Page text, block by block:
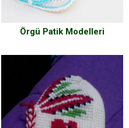
Örgü Patik Modelleri